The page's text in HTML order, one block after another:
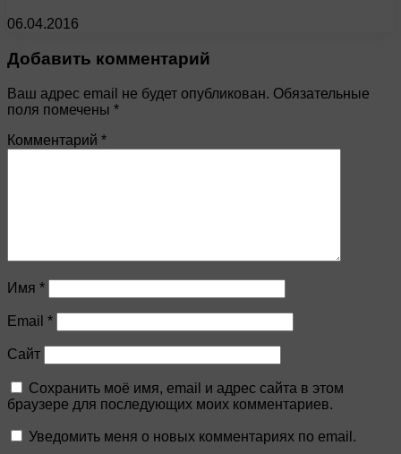
06.04.2016
Добавить комментарий
Ваш адрес email не будет опубликован. Обязательные
поля помечены *
Комментарий *
Имя *
Email *
Сайт
Сохранить моё имя, email и адрес сайта в этом
браузере для последующих моих комментариев.
Уведомить меня о новых комментариях по email.